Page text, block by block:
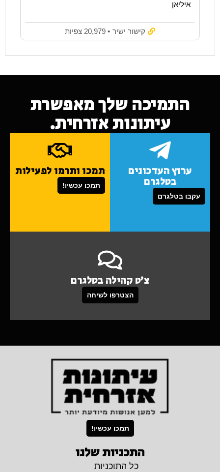
איליאן
קישור ישיר • 20,979 צפיות
התמיכה שלך מאפשרת
עיתונות אזרחית.
ערוץ העדכונים
בטלגרם
עקבו בטלגרם
תמכו ותרמו לפעילות
תמכו עכשיו!
צ'ט קהילה בטלגרם
הצטרפו לשיחה
תמכו עכשיו!
התכניות שלנו
כל התוכניות